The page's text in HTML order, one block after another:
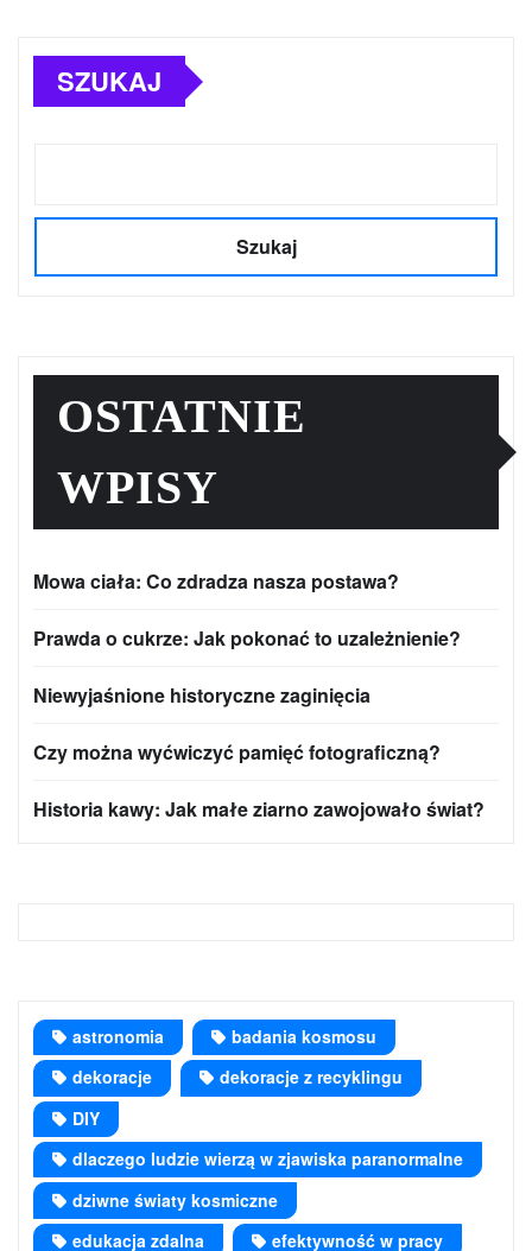
SZUKAJ
Szukaj
OSTATNIE
WPISY
Mowa ciała: Co zdradza nasza postawa?
Prawda o cukrze: Jak pokonać to uzależnienie?
Niewyjaśnione historyczne zaginięcia
Czy można wyćwiczyć pamięć fotograficzną?
Historia kawy: Jak małe ziarno zawojowało świat?
astronomia
badania kosmosu
dekoracje
dekoracje z recyklingu
DIY
dlaczego ludzie wierzą w zjawiska paranormalne
dziwne światy kosmiczne
edukacja zdalna
efektywność w pracy